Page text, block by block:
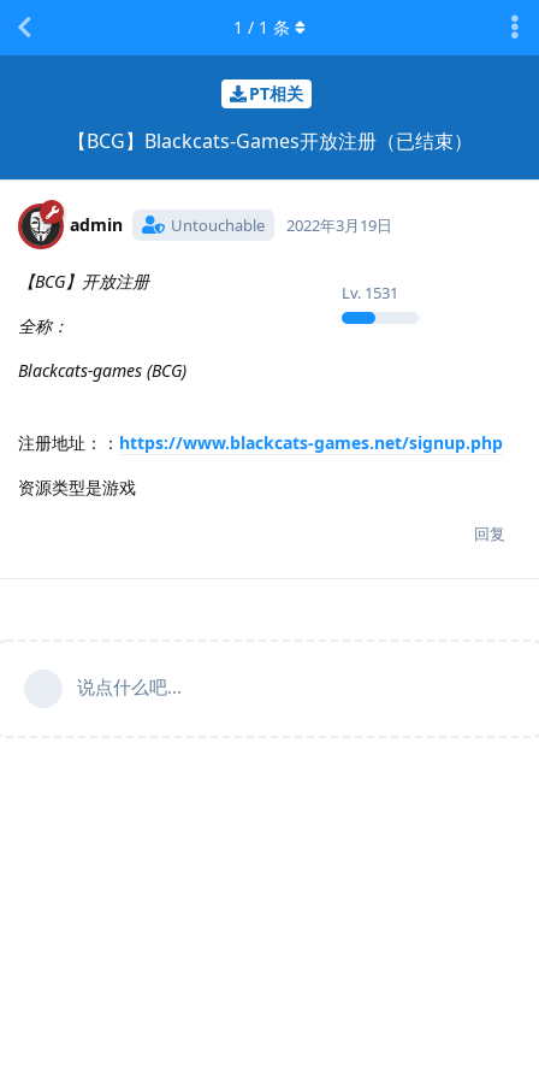
PT相关
【BCG】Blackcats-Games开放注册（已结束）
1 / 1 条
admin Untouchable
Lv. 1531
2022年3月19日
【BCG】开放注册
全称：
Blackcats-games (BCG)
注册地址：： https://www.blackcats-games.net/signup.php
资源类型是游戏
回复
说点什么吧...